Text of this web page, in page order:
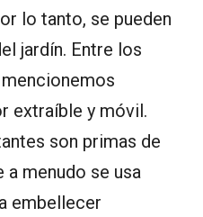
lo tanto, se pueden
jardín. Entre los
extraíble y móvil.
son primas de
a menudo se usa
embellecer